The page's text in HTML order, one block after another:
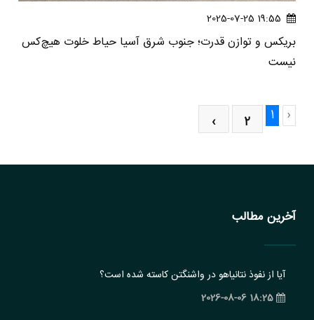
19:55 2025-07-25
بریکس و توازن قدرت؛ جنوب شرق آسیا حیاط خلوت هیچ‌کس
نیست
‹
1
2
›
آخرین مطالب
آیا از نفوذ نتانیاهو در واشنگتن کاسته شده است؟
18:25 2026-08-06